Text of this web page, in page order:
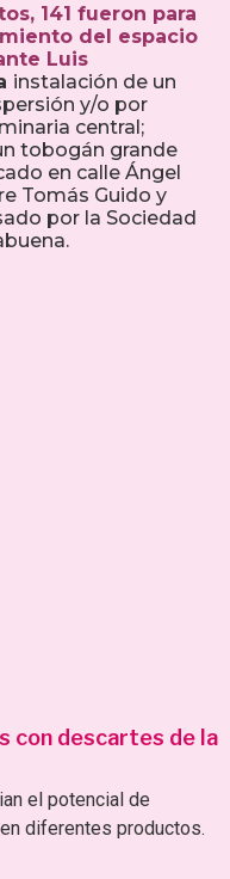
141 fueron para
del espacio
Luis
instalación de un
y/o por
central;
tobogán grande
en calle Ángel
Tomás Guido y
por la Sociedad
con descartes de la
el potencial de
diferentes productos.